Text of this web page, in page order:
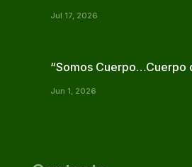
Jul 17, 2026
“Somos Cuerpo…Cuerpo
Jun 1, 2026